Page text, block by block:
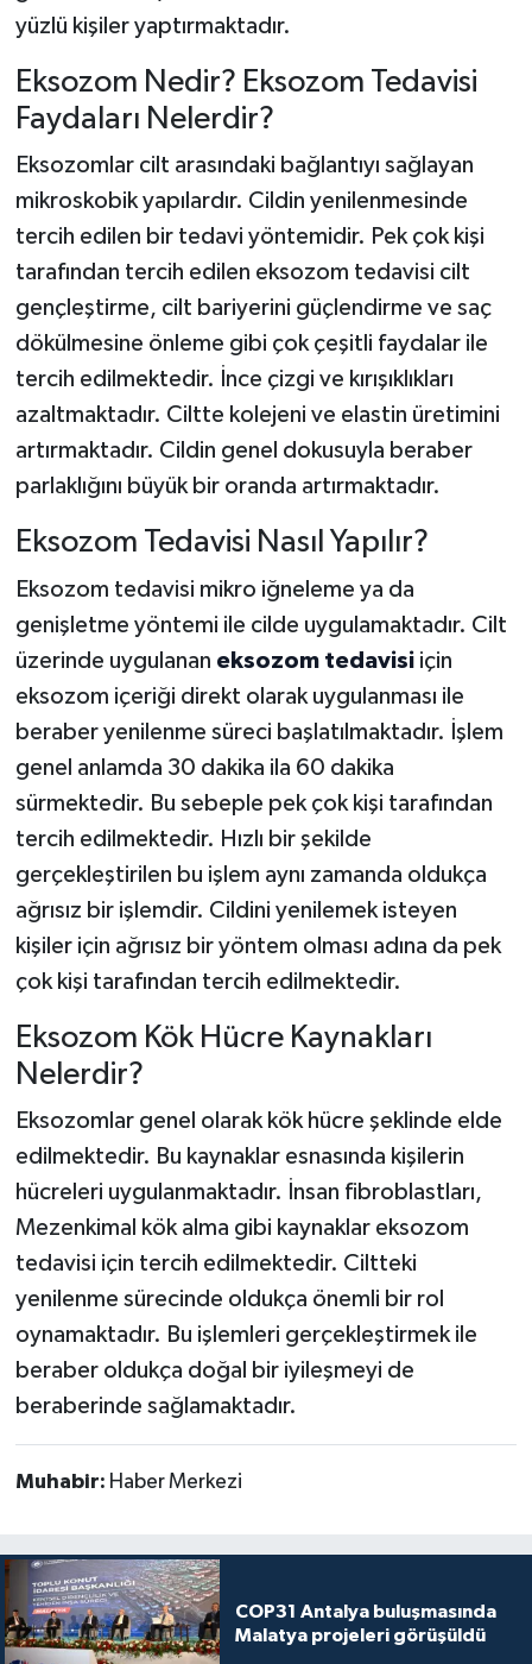
yüzlü kişiler yaptırmaktadır.
Eksozom Nedir? Eksozom Tedavisi
Faydaları Nelerdir?
Eksozomlar cilt arasındaki bağlantıyı sağlayan
mikroskobik yapılardır. Cildin yenilenmesinde
tercih edilen bir tedavi yöntemidir. Pek çok kişi
tarafından tercih edilen eksozom tedavisi cilt
gençleştirme, cilt bariyerini güçlendirme ve saç
dökülmesine önleme gibi çok çeşitli faydalar ile
tercih edilmektedir. İnce çizgi ve kırışıklıkları
azaltmaktadır. Ciltte kolejeni ve elastin üretimini
artırmaktadır. Cildin genel dokusuyla beraber
parlaklığını büyük bir oranda artırmaktadır.
Eksozom Tedavisi Nasıl Yapılır?
Eksozom tedavisi mikro iğneleme ya da
genişletme yöntemi ile cilde uygulamaktadır. Cilt
üzerinde uygulanan eksozom tedavisiiçin
eksozom içeriği direkt olarak uygulanması ile
beraber yenilenme süreci başlatılmaktadır. İşlem
genel anlamda 30 dakika ila 60 dakika
sürmektedir. Bu sebeple pek çok kişi tarafından
tercih edilmektedir. Hızlı bir şekilde
gerçekleştirilen bu işlem aynı zamanda oldukça
ağrısız bir işlemdir. Cildini yenilemek isteyen
kişiler için ağrısız bir yöntem olması adına da pek
çok kişi tarafından tercih edilmektedir.
Eksozom Kök Hücre Kaynakları
Nelerdir?
Eksozomlar genel olarak kök hücre şeklinde elde
edilmektedir. Bu kaynaklar esnasında kişilerin
hücreleri uygulanmaktadır. İnsan fibroblastları,
Mezenkimal kök alma gibi kaynaklar eksozom
tedavisi için tercih edilmektedir. Ciltteki
yenilenme sürecinde oldukça önemli bir rol
oynamaktadır. Bu işlemleri gerçekleştirmek ile
beraber oldukça doğal bir iyileşmeyi de
beraberinde sağlamaktadır.
Muhabir: Haber Merkezi
COP31 Antalya buluşmasında
Malatya projeleri görüşüldü